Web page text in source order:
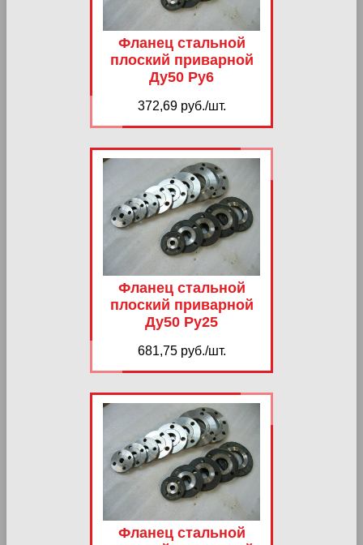
Фланец стальной
плоский приварной
Ду50 Ру6
372,69 руб./шт.
Фланец стальной
плоский приварной
Ду50 Ру25
681,75 руб./шт.
Фланец стальной